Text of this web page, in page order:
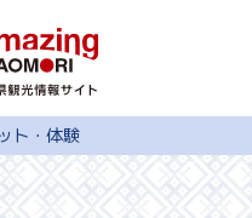
特集
スポット・体験
モデルコース
ト・体験